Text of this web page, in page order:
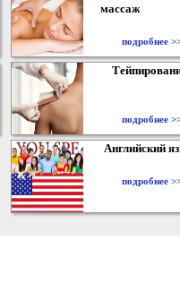
массаж
подробнее
подробнее
Английский
подробнее